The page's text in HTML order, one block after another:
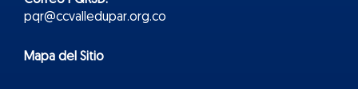
pqr@ccvalledupar.org.co
Mapa del Sitio